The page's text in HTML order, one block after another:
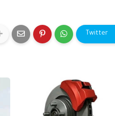
Twitter